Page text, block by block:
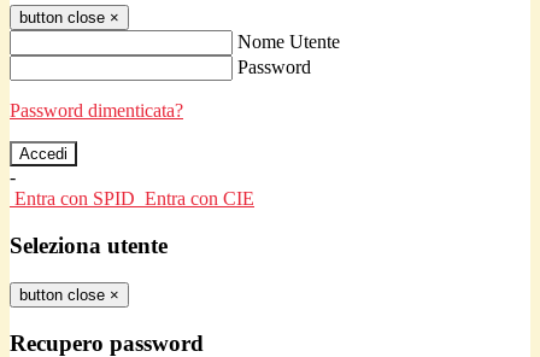
button close ×
Nome Utente
Password
Password dimenticata?
-
Entra con SPID Entra con CIE
Seleziona utente
button close ×
Recupero password